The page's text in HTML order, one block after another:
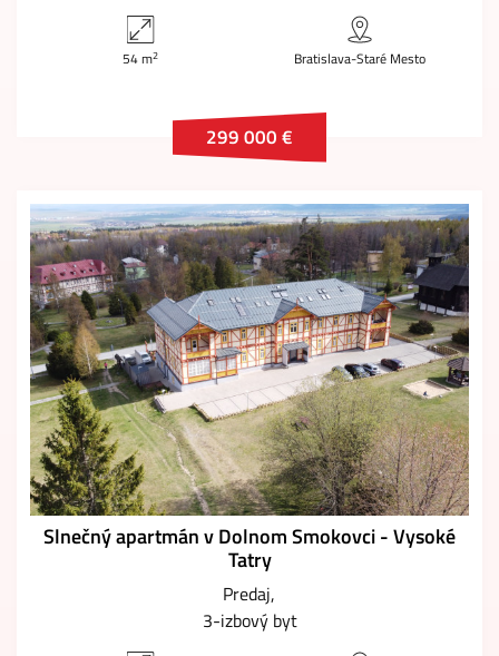
54 m2 Bratislava-Staré Mesto
299 000 €
Slnečný apartmán v Dolnom Smokovci - Vysoké
Tatry
Predaj
3-izbový byt